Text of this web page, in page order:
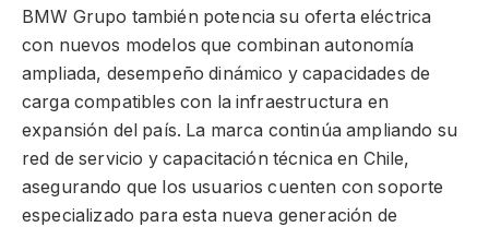
BMW Grupo también potencia su oferta eléctrica
con nuevos modelos que combinan autonomía
ampliada, desempeño dinámico y capacidades de
carga compatibles con la infraestructura en
expansión del país. La marca continúa ampliando su
red de servicio y capacitación técnica en Chile,
asegurando que los usuarios cuenten con soporte
especializado para esta nueva generación de